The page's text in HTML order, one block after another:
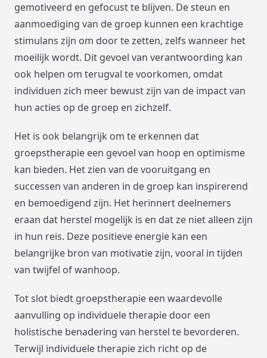
gemotiveerd en gefocust te blijven. De steun en
aanmoediging van de groep kunnen een krachtige
stimulans zijn om door te zetten, zelfs wanneer het
moeilijk wordt. Dit gevoel van verantwoording kan
ook helpen om terugval te voorkomen, omdat
individuen zich meer bewust zijn van de impact van
hun acties op de groep en zichzelf.
Het is ook belangrijk om te erkennen dat
groepstherapie een gevoel van hoop en optimisme
kan bieden. Het zien van de vooruitgang en
successen van anderen in de groep kan inspirerend
en bemoedigend zijn. Het herinnert deelnemers
eraan dat herstel mogelijk is en dat ze niet alleen zijn
in hun reis. Deze positieve energie kan een
belangrijke bron van motivatie zijn, vooral in tijden
van twijfel of wanhoop.
Tot slot biedt groepstherapie een waardevolle
aanvulling op individuele therapie door een
holistische benadering van herstel te bevorderen.
Terwijl individuele therapie zich richt op de